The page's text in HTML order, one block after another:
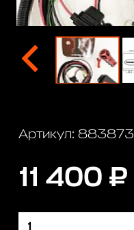
Артикул: 883873
11 400 ₽